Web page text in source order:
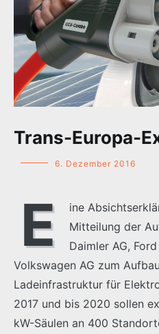
Trans-Europa-
6. Dezember 2016
E
ine
Mitteilung der
Daimler AG,
Volkswagen AG zum
Ladeinfrastruktur für
2017 und bis 2020 sollen
kW-Säulen an 400